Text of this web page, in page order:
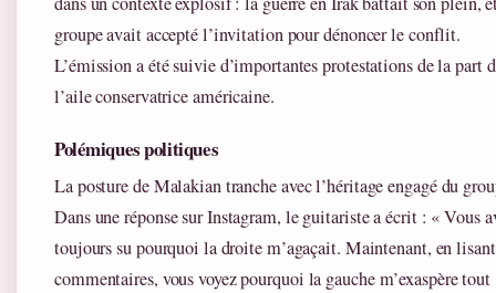
groupe avait accepté l’invitation pour dénoncer le conflit.
L’émission a été suivie d’importantes protestations de la part
l’aile conservatrice américaine.
Polémiques politiques
La posture de Malakian tranche avec l’héritage engagé du
Dans une réponse sur Instagram, le guitariste a écrit : « Vous
toujours su pourquoi la droite m’agaçait. Maintenant, en
commentaires, vous voyez pourquoi la gauche m’exaspère tout